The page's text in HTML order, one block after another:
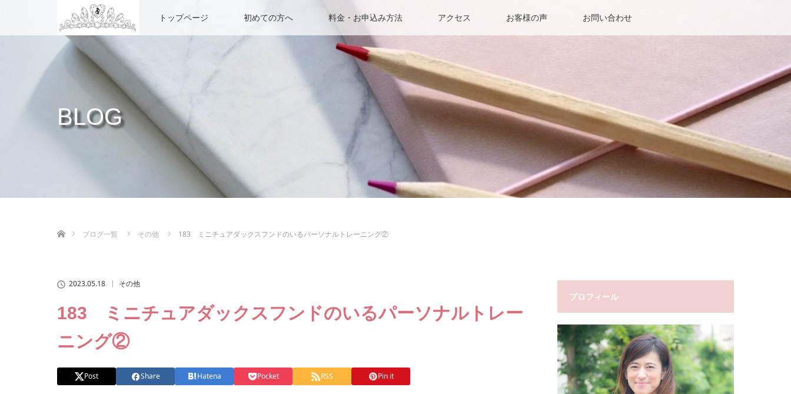
トップページ 初めての方へ 料金・お申込み方法 アクセス お客様の声 お問い合わせ
BLOG
ブログ一覧
その他 183 ミニチュアダックスフンドのいるパーソナルトレーニング②
2023.05.18 その他
183 ミニチュアダックスフンドのいるパーソナルトレー
ニング②
Post Share Hatena Pocket RSS Pin it
プロフィール